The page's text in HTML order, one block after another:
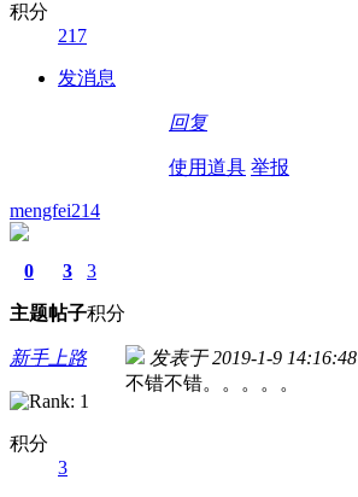
积分
217
发消息
回复
使用道具 举报
mengfei214
0
主题
3
帖子
3
积分
新手上路
积分
3
发表于 2019-1-9 14:16:48
不错不错。。。。。